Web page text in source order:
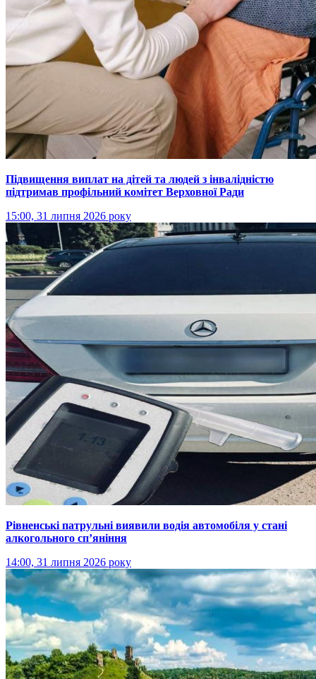
Підвищення виплат на дітей та людей з інвалідністю
підтримав профільний комітет Верховної Ради
15:00, 31 липня 2026 року
Рівненські патрульні виявили водія автомобіля у стані
алкогольного сп’яніння
14:00, 31 липня 2026 року